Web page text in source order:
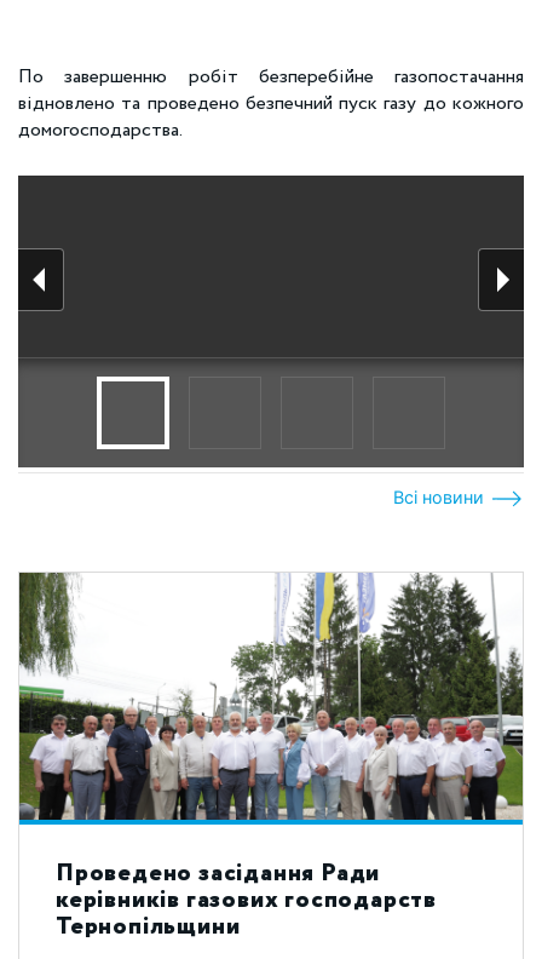
По завершенню робіт безперебійне газопостачання
відновлено та проведено безпечний пуск газу до кожного
домогосподарства.
Всі новини
Проведено засідання Ради
керівників газових господарств
Тернопільщини